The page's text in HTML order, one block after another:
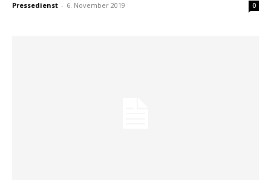
Pressedienst - 6. November 2019 0